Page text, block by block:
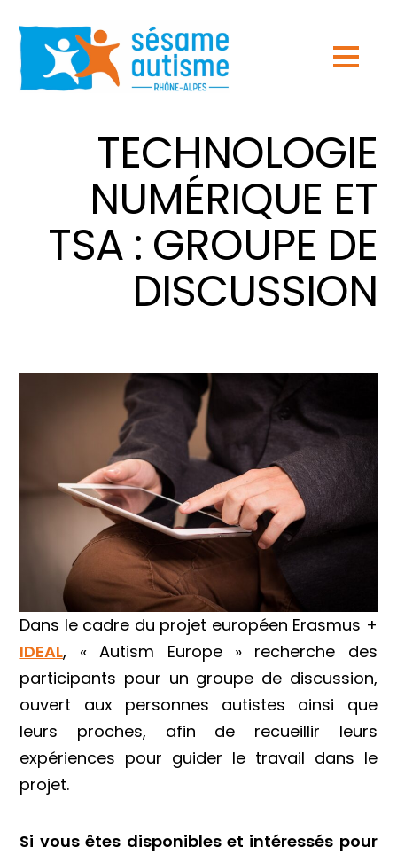
TECHNOLOGIE
NUMÉRIQUE ET
TSA : GROUPE DE
DISCUSSION
Dans le cadre du projet européen Erasmus +
IDEAL, « Autism Europe » recherche des
participants pour un groupe de discussion,
ouvert aux personnes autistes ainsi que
leurs proches, afin de recueillir leurs
expériences pour guider le travail dans le
projet.
Si vous êtes disponibles et intéressés pour